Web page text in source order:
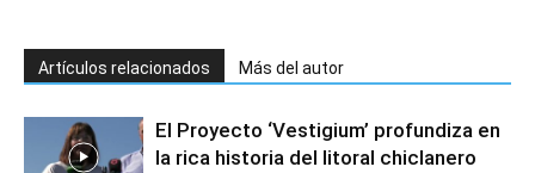
Artículos relacionados Más del autor
El Proyecto ‘Vestigium’ profundiza en
la rica historia del litoral chiclanero